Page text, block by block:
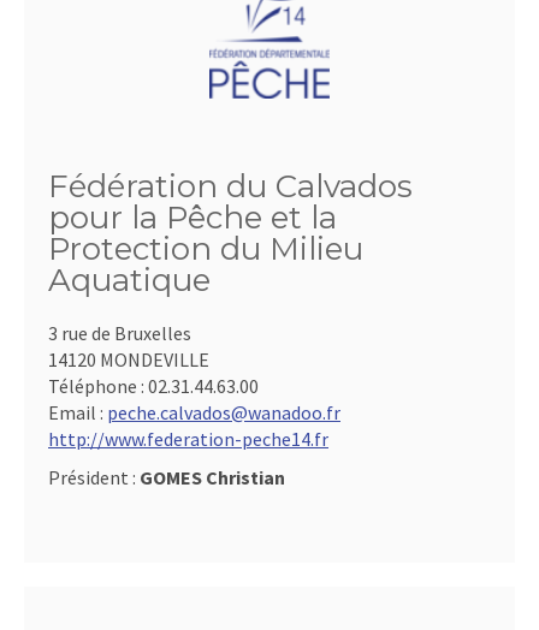
Fédération du Calvados
pour la Pêche et la
Protection du Milieu
Aquatique
3 rue de Bruxelles
14120 MONDEVILLE
Téléphone : 02.31.44.63.00
Email : peche.calvados@wanadoo.fr
http://www.federation-peche14.fr
Président : GOMES Christian